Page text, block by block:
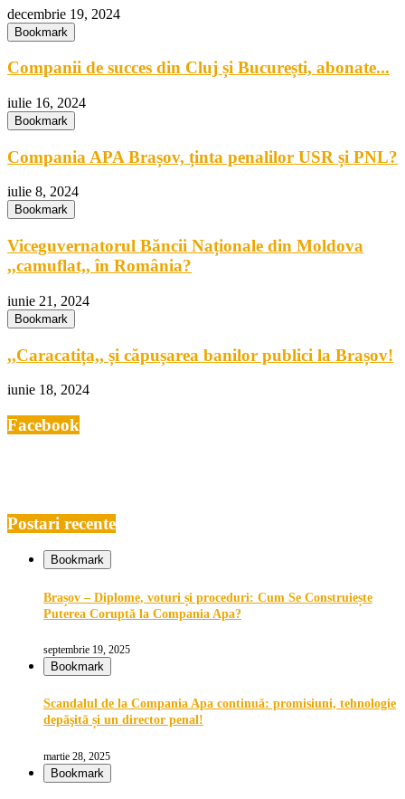
decembrie 19, 2024
Bookmark
Companii de succes din Cluj și București, abonate...
iulie 16, 2024
Bookmark
Compania APA Brașov, ținta penalilor USR și PNL?
iulie 8, 2024
Bookmark
Viceguvernatorul Băncii Naționale din Moldova
,,camuflat,, în România?
iunie 21, 2024
Bookmark
,,Caracatița,, și căpușarea banilor publici la Brașov!
iunie 18, 2024
Facebook
Postari recente
Bookmark
Brașov – Diplome, voturi și proceduri: Cum Se Construiește
Puterea Coruptă la Compania Apa?
septembrie 19, 2025
Bookmark
Scandalul de la Compania Apa continuă: promisiuni, tehnologie
depăşită și un director penal!
martie 28, 2025
Bookmark